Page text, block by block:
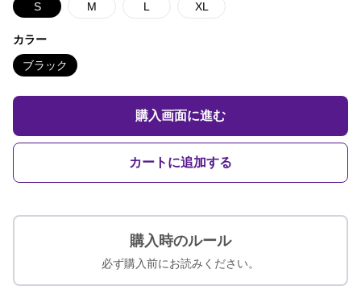
S M L XL
カラー
ブラック
購入画面に進む
カートに追加する
購入時のルール
必ず購入前にお読みください。